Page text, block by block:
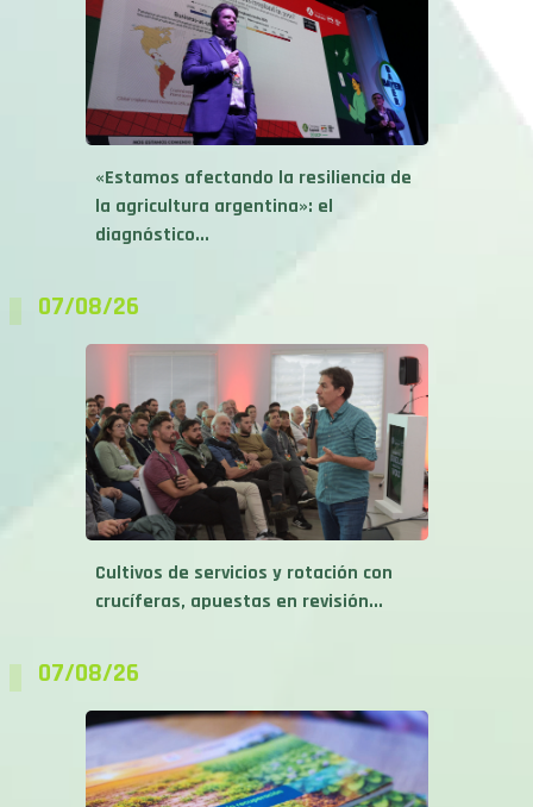
«Estamos afectando la resiliencia de
la agricultura argentina»: el
diagnóstico...
07/08/26
Cultivos de servicios y rotación con
crucíferas, apuestas en revisión...
07/08/26